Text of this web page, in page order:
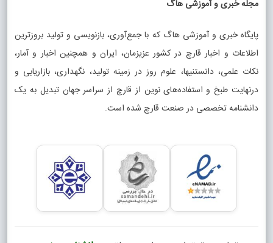
مجله خبری و آموزشی هاگ
پایگاه خبری و آموزشی هاگ که با جمع‌آوری، بازنویسی و تولید بروزترین
اطلاعات و اخبار قارچ در کشور عزیزمان، ایران و همچنین اخبار و آمار،
نکات علمی، دانستنیها، علوم روز در زمینه تولید، نگهداری، بازاریابی و
درنهایت طبخ و استفاده‌های نوین از قارچ از سراسر جهان تبدیل به یک
دانشنامه تخصصی در صنعت قارچ شده است.